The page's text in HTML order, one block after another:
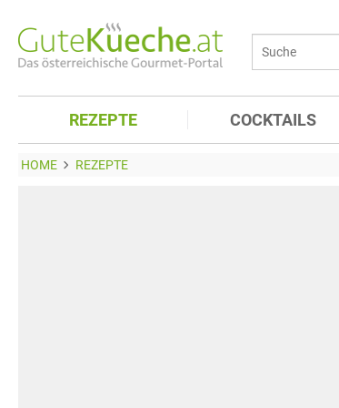
REZEPTE COCKTAILS
HOME REZEPTE